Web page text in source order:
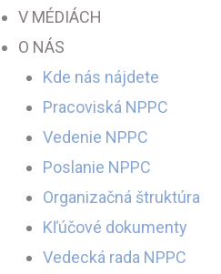
V MÉDIÁCH
O NÁS
Kde nás nájdete
Pracoviská NPPC
Vedenie NPPC
Poslanie NPPC
Organizačná štruktúra
Kľúčové dokumenty
Vedecká rada NPPC